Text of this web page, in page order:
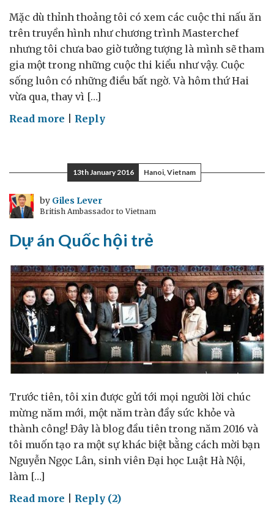
Mặc dù thỉnh thoảng tôi có xem các cuộc thi nấu ăn
trên truyền hình như chương trình Masterchef
nhưng tôi chưa bao giờ tưởng tượng là mình sẽ tham
gia một trong những cuộc thi kiểu như vậy. Cuộc
sống luôn có những điều bất ngờ. Và hôm thứ Hai
vừa qua, thay vì […]
Read more on
Ẩm
thực
và
Đồ
Anh
tại
Việt
Nam
Reply
13th January 2016 Hanoi, Vietnam
by Giles Lever
British Ambassador to Vietnam
Dự án Quốc hội trẻ
Trước tiên, tôi xin được gửi tới mọi người lời chúc
mừng năm mới, một năm tràn đầy sức khỏe và
thành công! Đây là blog đầu tiên trong năm 2016 và
tôi muốn tạo ra một sự khác biệt bằng cách mời bạn
Nguyễn Ngọc Lân, sinh viên Đại học Luật Hà Nội,
làm […]
Read more onReply (2)